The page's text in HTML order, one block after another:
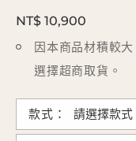
NT$ 10,900
因本商品材積較
選擇超商取貨。
款式：